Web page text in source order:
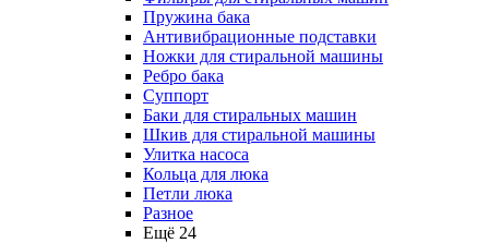
Пружина бака
Антивибрационные подставки
Ножки для стиральной машины
Ребро бака
Суппорт
Баки для стиральных машин
Шкив для стиральной машины
Улитка насоса
Кольца для люка
Петли люка
Разное
Ещё 24